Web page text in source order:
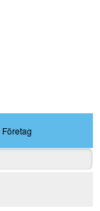
Företag